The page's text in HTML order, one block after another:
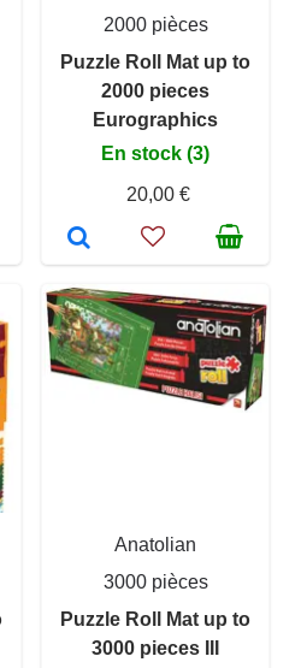
2000 pièces
Puzzle Roll Mat up to
2000 pieces
Eurographics
En stock (3)
20,00 €
Anatolian
3000 pièces
Puzzle Roll Mat up to
3000 pieces III